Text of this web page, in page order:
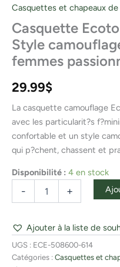
Casquettes et chapeaux
Casquette
Style
femmes
29.99$
La casquette camouflage
avec les particularit?s
confortable et un style
qui p?chent, chassent et
Disponibilité : 4 en stock
- +
Ajouter à la liste de
UGS : ECE-508600-614
Catégories : Casquettes et